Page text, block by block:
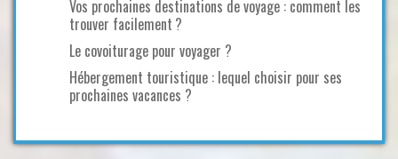
Vos prochaines destinations de voyage : comment les
trouver facilement ?
Le covoiturage pour voyager ?
Hébergement touristique : lequel choisir pour ses
prochaines vacances ?